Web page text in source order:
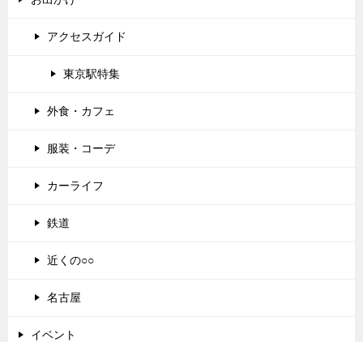
アクセスガイド
東京駅特集
外食・カフェ
服装・コーデ
カーライフ
鉄道
近くの○○
名古屋
イベント